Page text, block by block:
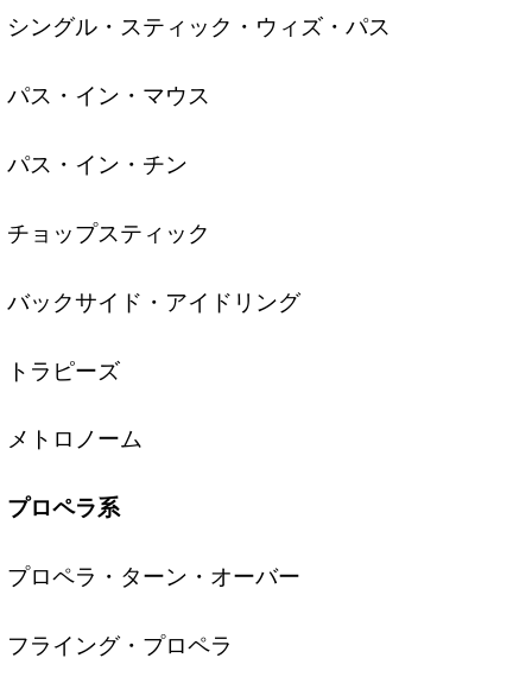
シングル・スティック・ウィズ・パス
パス・イン・マウス
パス・イン・チン
チョップスティック
バックサイド・アイドリング
トラピーズ
メトロノーム
プロペラ系
プロペラ・ターン・オーバー
フライング・プロペラ